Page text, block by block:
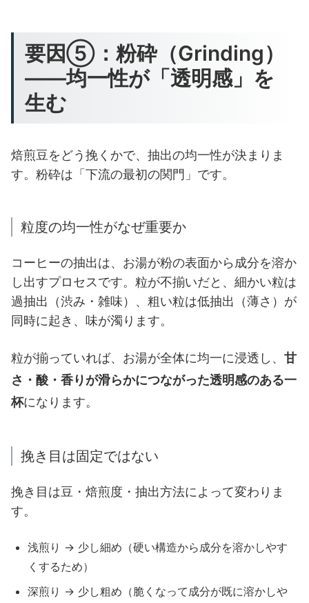
要因⑤：粉砕（Grinding）
——均一性が「透明感」を
生む
焙煎豆をどう挽くかで、抽出の均一性が決まりま
す。粉砕は「下流の最初の関門」です。
粒度の均一性がなぜ重要か
コーヒーの抽出は、お湯が粉の表面から成分を溶か
し出すプロセスです。粒が不揃いだと、細かい粒は
過抽出（渋み・雑味）、粗い粒は低抽出（薄さ）が
同時に起き、味が濁ります。
粒が揃っていれば、お湯が全体に均一に浸透し、 甘
さ・酸・香りが滑らかにつながった透明感のある一
杯になります。
挽き目は固定ではない
挽き目は豆・焙煎度・抽出方法によって変わりま
す。
浅煎り → 少し細め（硬い構造から成分を溶かしやす
くするため）
深煎り → 少し粗め（脆くなって成分が既に溶かしや